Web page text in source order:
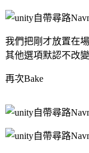
我們把剛才放置在
其他選項默認不改變
再次Bake